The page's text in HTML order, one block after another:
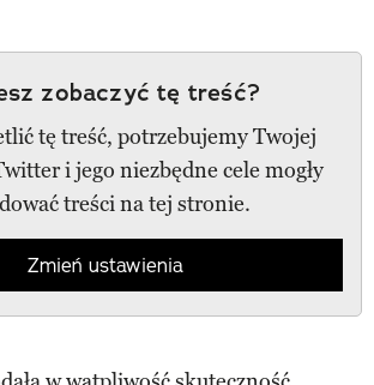
zobaczyć tę treść?
tę treść, potrzebujemy Twojej
i jego niezbędne cele mogły
treści na tej stronie.
Zmień ustawienia